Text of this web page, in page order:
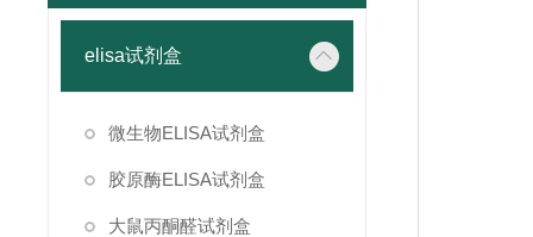
elisa试剂盒
微生物ELISA试剂盒
胶原酶ELISA试剂盒
大鼠丙酮醛试剂盒